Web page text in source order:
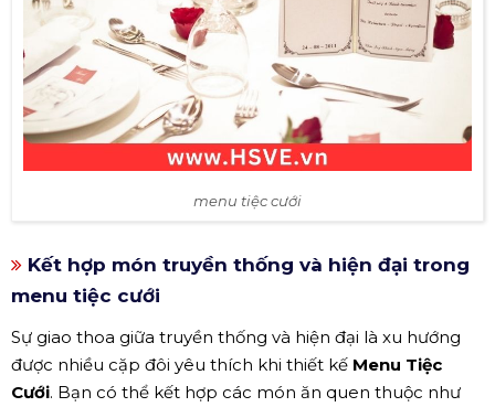
menu tiệc cưới
Kết hợp món truyền thống và hiện đại trong
menu tiệc cưới
Sự giao thoa giữa truyền thống và hiện đại là xu hướng
được nhiều cặp đôi yêu thích khi thiết kế Menu Tiệc
Cưới. Bạn có thể kết hợp các món ăn quen thuộc như